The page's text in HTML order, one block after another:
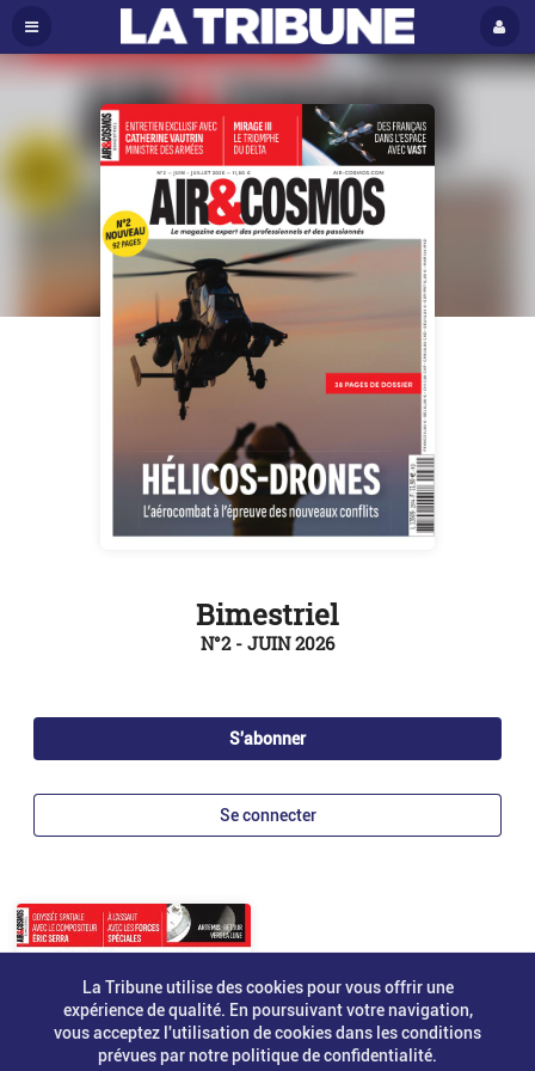
Bimestriel
N°2 - JUIN 2026
S'abonner
Se connecter
La Tribune utilise des cookies pour vous offrir une
expérience de qualité. En poursuivant votre navigation,
vous acceptez l'utilisation de cookies dans les conditions
prévues par notre politique de confidentialité.